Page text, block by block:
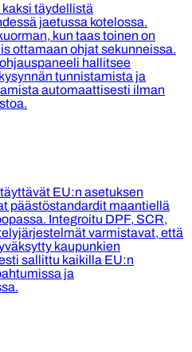
täydellistä
jaetussa kotelossa.
kun taas toinen on
ottamaan ohjat sekunneissa.
hallitsee
tunnistamista ja
automaattisesti ilman
EU:n asetuksen
päästöstandardit maantiellä
Integroitu DPF, SCR,
varmistavat, että
kaupunkien
sallittu kaikilla EU:n
ja